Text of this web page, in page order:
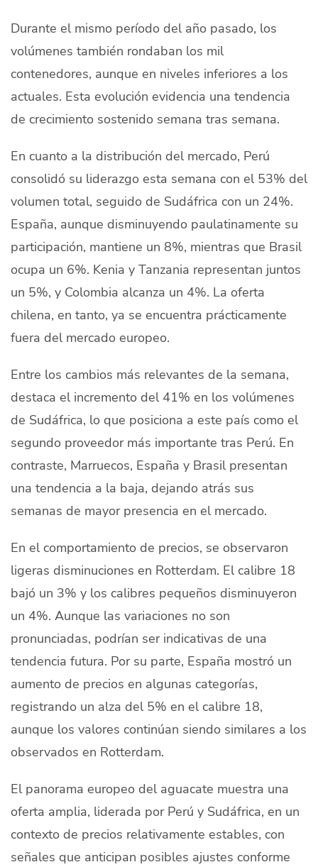
modo claro Español
Durante el mismo período del año pasado, los
volúmenes también rondaban los mil
contenedores, aunque en niveles inferiores a los
actuales. Esta evolución evidencia una tendencia
de crecimiento sostenido semana tras semana.
En cuanto a la distribución del mercado, Perú
consolidó su liderazgo esta semana con el 53% del
volumen total, seguido de Sudáfrica con un 24%.
España, aunque disminuyendo paulatinamente su
participación, mantiene un 8%, mientras que Brasil
ocupa un 6%. Kenia y Tanzania representan juntos
un 5%, y Colombia alcanza un 4%. La oferta
chilena, en tanto, ya se encuentra prácticamente
fuera del mercado europeo.
Entre los cambios más relevantes de la semana,
destaca el incremento del 41% en los volúmenes
de Sudáfrica, lo que posiciona a este país como el
segundo proveedor más importante tras Perú. En
contraste, Marruecos, España y Brasil presentan
una tendencia a la baja, dejando atrás sus
semanas de mayor presencia en el mercado.
En el comportamiento de precios, se observaron
ligeras disminuciones en Rotterdam. El calibre 18
bajó un 3% y los calibres pequeños disminuyeron
un 4%. Aunque las variaciones no son
pronunciadas, podrían ser indicativas de una
tendencia futura. Por su parte, España mostró un
aumento de precios en algunas categorías,
registrando un alza del 5% en el calibre 18,
aunque los valores continúan siendo similares a los
observados en Rotterdam.
El panorama europeo del aguacate muestra una
oferta amplia, liderada por Perú y Sudáfrica, en un
contexto de precios relativamente estables, con
señales que anticipan posibles ajustes conforme